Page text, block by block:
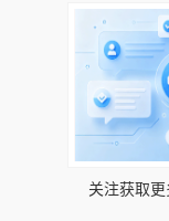
关注获取更